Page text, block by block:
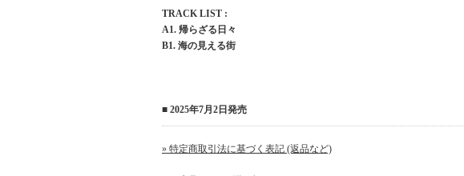
TRACK LIST :
A1. 帰らざる日々
B1. 海の見える街
■ 2025年7月2日発売
» 特定商取引法に基づく表記 (返品など)